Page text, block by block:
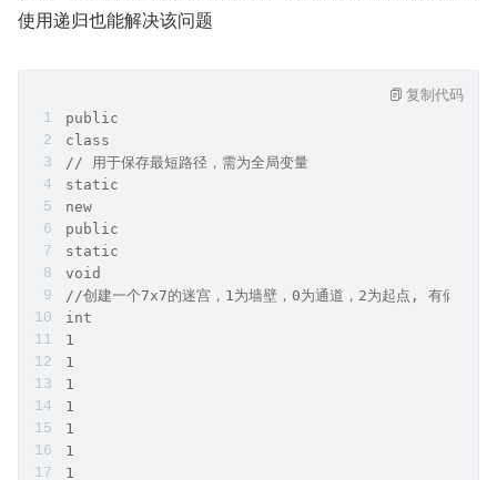
使用递归也能解决该问题
public
class
// 用于保存最短路径，需为全局变量
static
new
public
static
void
//创建一个7x7的迷宫，1为墙壁，0为通道，2为起点, 有俩个
int
1
1
1
1
1
1
1
复制代码